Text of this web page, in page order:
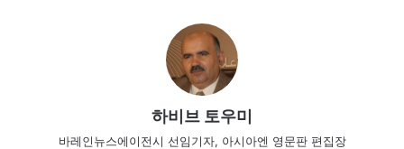
하비브 토우미
바레인뉴스에이전시 선임기자, 아시아엔 영문판 편집장